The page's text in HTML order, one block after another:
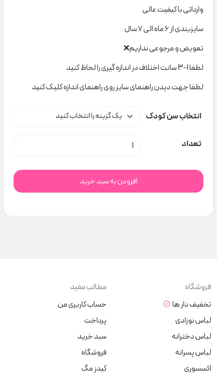
وارداتی با کیفیت عالی
سایزبندی از ۶ ماه الی ۷ سال
تعویض و مرجوعی نداریم❌
لطفا 1-3 سانت اختلاف در اندازه گیری را لحاظ کنید
لطفا جهت دیدن راهنمای سایز روی راهنمای اندازه کلیک کنید
انتخاب سن کودک
تعداد تیشرت دخترانه فرشتهNext کد H000185 عدد
افزودن به سبد خرید
فروشگاه
تخفیف دار ها
لباس نوزادی
لباس دخترانه
لباس پسرانه
اکسسوری
مطالب مفید
حساب کاربری من
پرداخت
سبد خرید
فروشگاه
کیدز مگ